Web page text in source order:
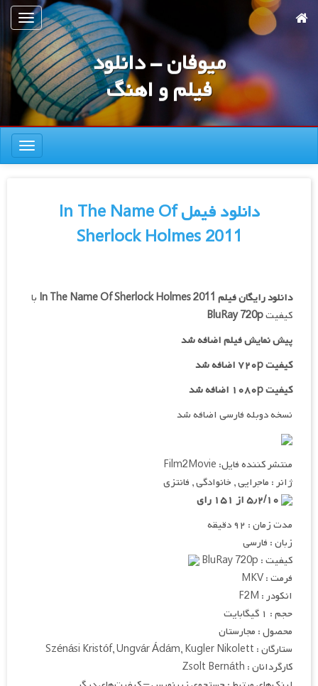
ناوبری
میوفان - دانلود
فیلم و اهنگ
ناوبری
دانلود فیمل In The Name Of
Sherlock Holmes 2011
دانلود رایگان فیلم In The Name Of Sherlock Holmes 2011 با
کیفیتBluRay 720p
پیش نمایش فیلم اضافه شد
کیفیت ۷۲۰p اضافه شد
کیفیت ۱۰۸۰p اضافه شد
نسخه دوبله فارسی اضافه شد
منتشر کننده فایل: Film2Movie
ژانر : ماجرایی , خانوادگی , فانتزی
مدت زمان : ۹۲ دقیقه
زبان : فارسی
کیفیت : BluRay 720p
فرمت : MKV
انکودر : F2M
حجم : ۱ گیگابایت
محصول : مجارستان
ستارگان : Szénási Kristóf, Ungvár Ádám, Kugler Nikolett
کارگردانان : Zsolt Bernáth